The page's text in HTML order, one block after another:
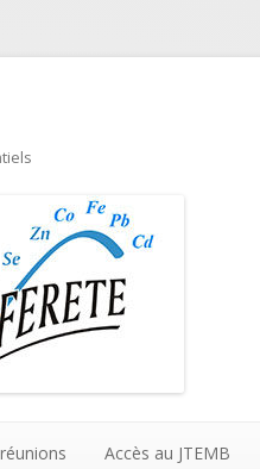
Accès au JTEMB